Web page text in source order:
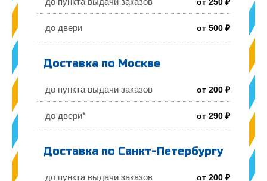
от 250 ₽
до двери от 500 ₽
Доставка по Москве
до пункта выдачи заказов от 200 ₽
до двери* от 290 ₽
Доставка по Санкт-Петербургу
до пункта выдачи заказов от 200 ₽